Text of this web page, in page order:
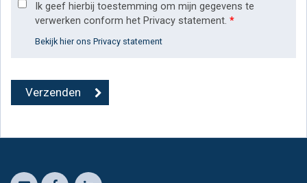
Ik geef hierbij toestemming om mijn gegevens te
verwerken conform het Privacy statement. *
Bekijk hier ons Privacy statement